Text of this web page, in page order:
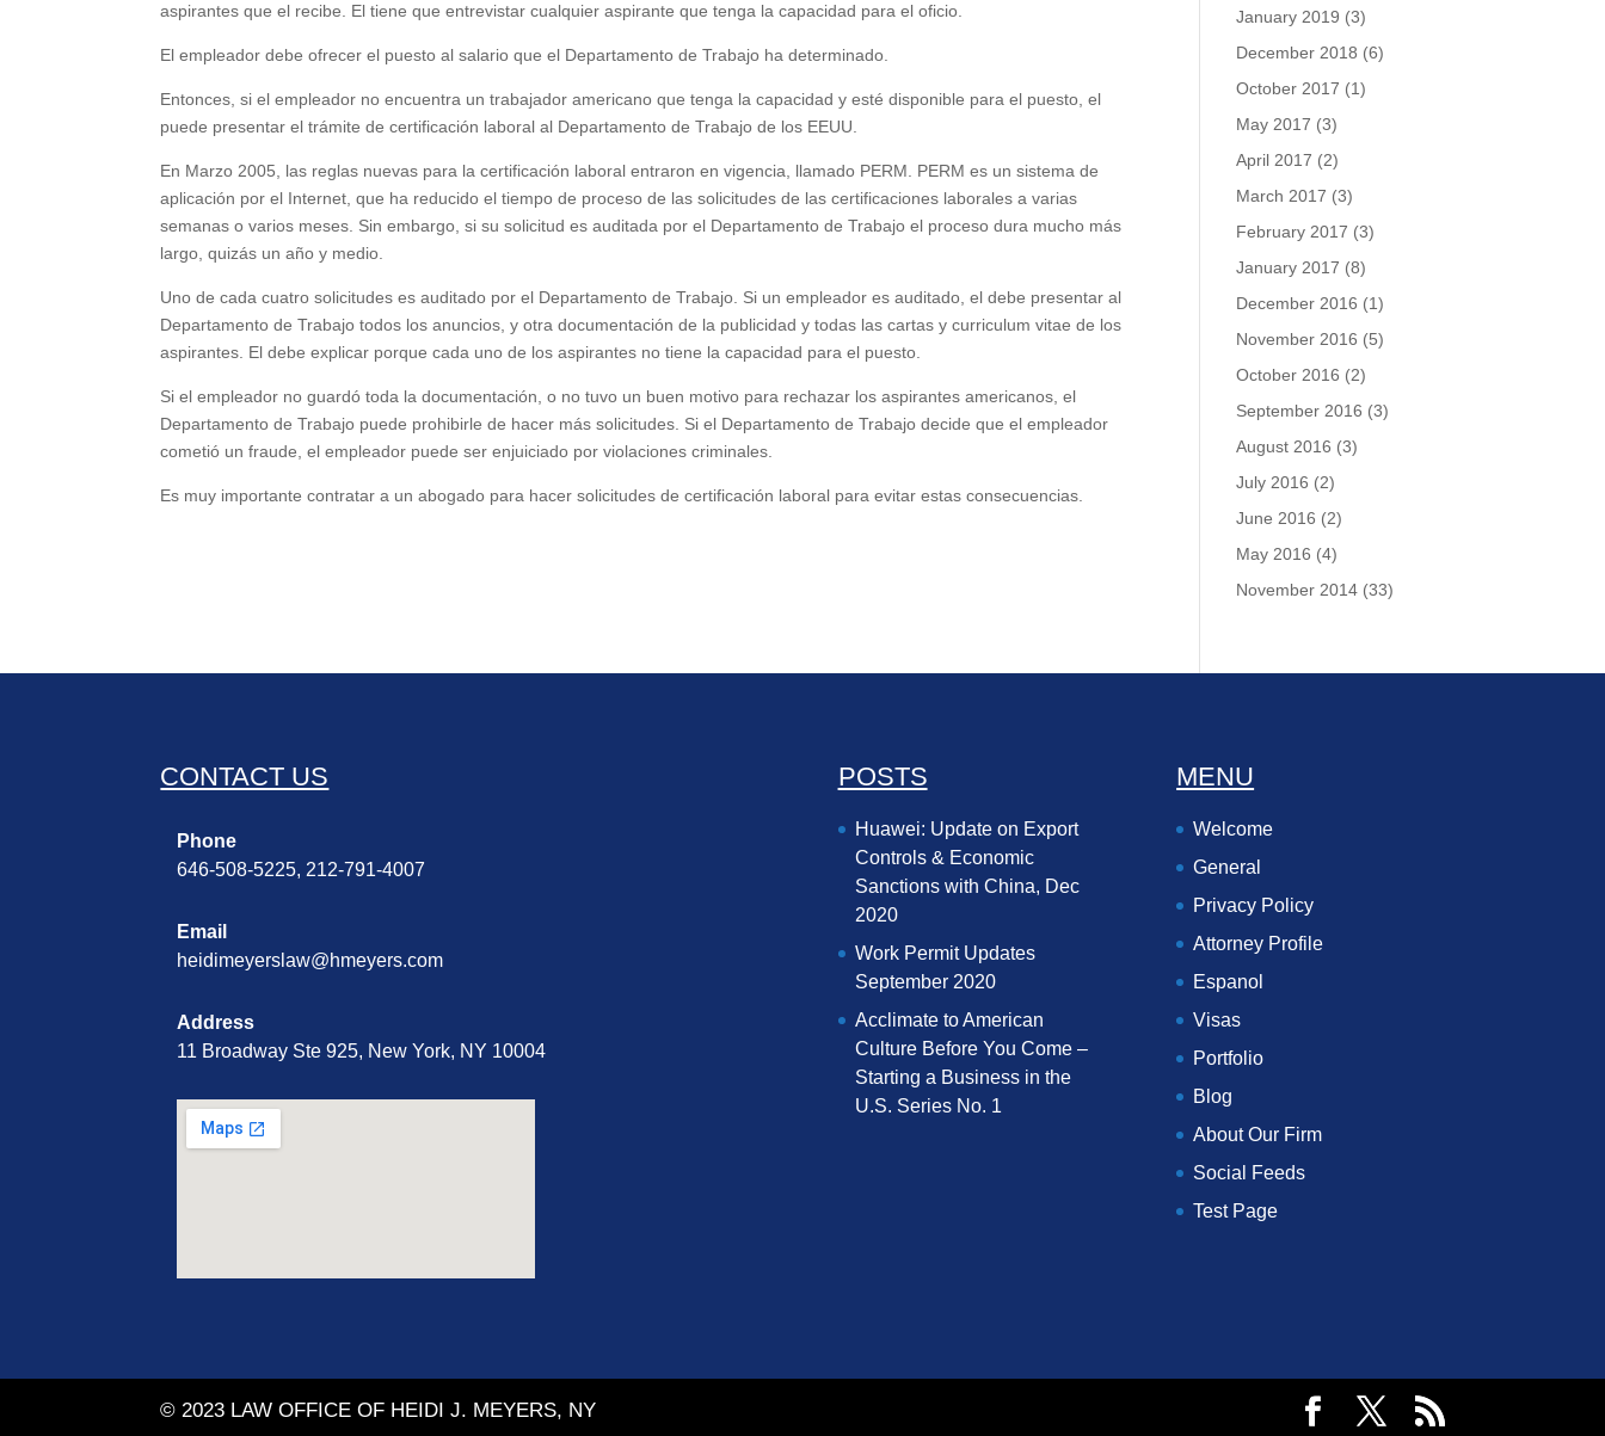
aspirantes que el recibe. El tiene que entrevistar cualquier aspirante que tenga la capacidad para el oficio.
El empleador debe ofrecer el puesto al salario que el Departamento de Trabajo ha determinado.
Entonces, si el empleador no encuentra un trabajador americano que tenga la capacidad y esté disponible para el puesto, el
puede presentar el trámite de certificación laboral al Departamento de Trabajo de los EEUU.
En Marzo 2005, las reglas nuevas para la certificación laboral entraron en vigencia, llamado PERM. PERM es un sistema de
aplicación por el Internet, que ha reducido el tiempo de proceso de las solicitudes de las certificaciones laborales a varias
semanas o varios meses. Sin embargo, si su solicitud es auditada por el Departamento de Trabajo el proceso dura mucho más
largo, quizás un año y medio.
Uno de cada cuatro solicitudes es auditado por el Departamento de Trabajo. Si un empleador es auditado, el debe presentar al
Departamento de Trabajo todos los anuncios, y otra documentación de la publicidad y todas las cartas y curriculum vitae de los
aspirantes. El debe explicar porque cada uno de los aspirantes no tiene la capacidad para el puesto.
Si el empleador no guardó toda la documentación, o no tuvo un buen motivo para rechazar los aspirantes americanos, el
Departamento de Trabajo puede prohibirle de hacer más solicitudes. Si el Departamento de Trabajo decide que el empleador
cometió un fraude, el empleador puede ser enjuiciado por violaciones criminales.
Es muy importante contratar a un abogado para hacer solicitudes de certificación laboral para evitar estas consecuencias.
January 2019 (3)
December 2018 (6)
October 2017 (1)
May 2017 (3)
April 2017 (2)
March 2017 (3)
February 2017 (3)
January 2017 (8)
December 2016 (1)
November 2016 (5)
October 2016 (2)
September 2016 (3)
August 2016 (3)
July 2016 (2)
June 2016 (2)
May 2016 (4)
November 2014 (33)
CONTACT US
Phone
646-508-5225, 212-791-4007
Email
heidimeyerslaw@hmeyers.com
Address
11 Broadway Ste 925, New York, NY 10004
POSTS
Huawei: Update on Export
Controls & Economic
Sanctions with China, Dec
2020
Work Permit Updates
September 2020
Acclimate to American
Culture Before You Come –
Starting a Business in the
U.S. Series No. 1
MENU
Welcome
General
Privacy Policy
Attorney Profile
Espanol
Visas
Portfolio
Blog
About Our Firm
Social Feeds
Test Page
© 2023 LAW OFFICE OF HEIDI J. MEYERS, NY